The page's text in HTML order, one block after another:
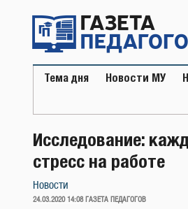
содержимому
Тема дня Новости МУ
Исследование:
стресс на работе
Новости
ОПУБЛИКОВАНО
24.03.2020 14:08 ГАЗЕТА ПЕДАГОГОВ